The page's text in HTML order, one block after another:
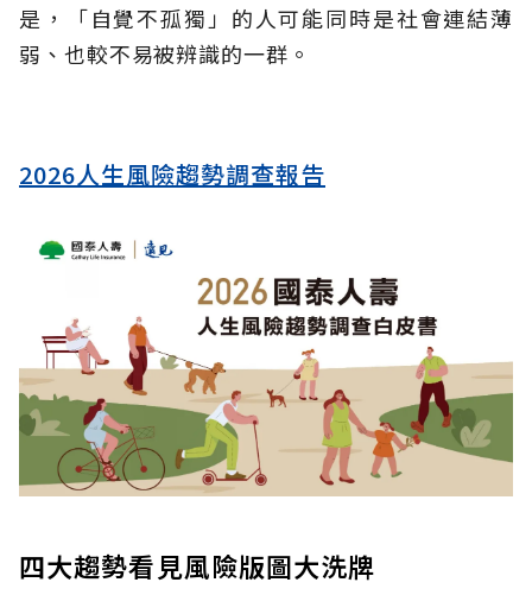
是，「自覺不孤獨」的人可能同時是社會連結薄
弱、也較不易被辨識的一群。
2026人生風險趨勢調查報告
四大趨勢看見風險版圖大洗牌